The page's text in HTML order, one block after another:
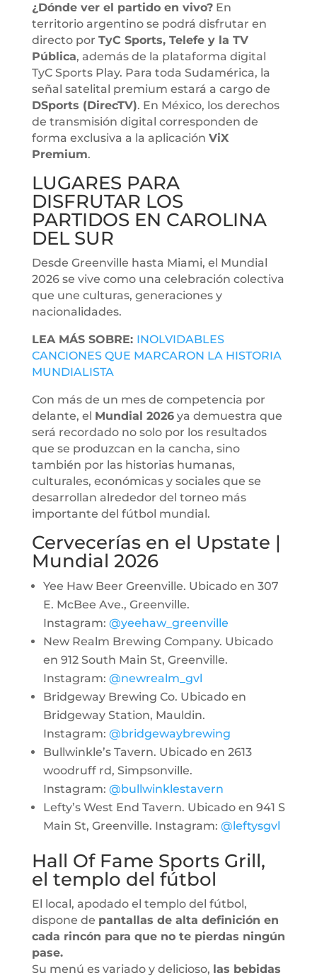
¿Dónde ver el partido en vivo?En
territorio argentino se podrá disfrutar en
directo por TyC Sports, Telefe y la TV
Pública, además de la plataforma digital
TyC Sports Play. Para toda Sudamérica, la
señal satelital premium estará a cargo de
DSports (DirecTV). En México, los derechos
de transmisión digital corresponden de
forma exclusiva a la aplicación ViX
Premium.
LUGARES PARA
DISFRUTAR LOS
PARTIDOS EN CAROLINA
DEL SUR
Desde Greenville hasta Miami, el Mundial
2026 se vive como una celebración colectiva
que une culturas, generaciones y
nacionalidades.
LEA MÁS SOBRE: INOLVIDABLES
CANCIONES QUE MARCARON LA HISTORIA
MUNDIALISTA
Con más de un mes de competencia por
delante, el Mundial 2026ya demuestra que
será recordado no solo por los resultados
que se produzcan en la cancha, sino
también por las historias humanas,
culturales, económicas y sociales que se
desarrollan alrededor del torneo más
importante del fútbol mundial.
Cervecerías en el Upstate |
Mundial 2026
Yee Haw Beer Greenville. Ubicado en 307
E. McBee Ave., Greenville.
Instagram: @yeehaw_greenville
New Realm Brewing Company. Ubicado
en 912 South Main St, Greenville.
Instagram: @newrealm_gvl
Bridgeway Brewing Co. Ubicado en
Bridgeway Station, Mauldin.
Instagram: @bridgewaybrewing
Bullwinkle’s Tavern. Ubicado en 2613
woodruff rd, Simpsonville.
Instagram: @bullwinklestavern
Lefty’s West End Tavern. Ubicado en 941 S
Main St, Greenville. Instagram: @leftysgvl
Hall Of Fame Sports Grill,
el templo del fútbol
El local, apodado el templo del fútbol,
dispone de pantallas de alta definición en
cada rincón para que no te pierdas ningún
pase.
Su menú es variado y delicioso, las bebidas